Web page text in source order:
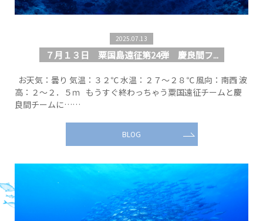
2025.07.13
７月１３日 粟国島遠征第24弾 慶良間フ...
お天気：曇り 気温：３２℃ 水温：２７～２８℃ 風向：南西 波
高：２～２．５ｍ もうすぐ終わっちゃう粟国遠征チームと慶
良間チームに……
BLOG